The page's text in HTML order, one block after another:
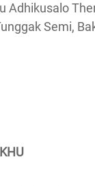
Adhikusalo
Semi,